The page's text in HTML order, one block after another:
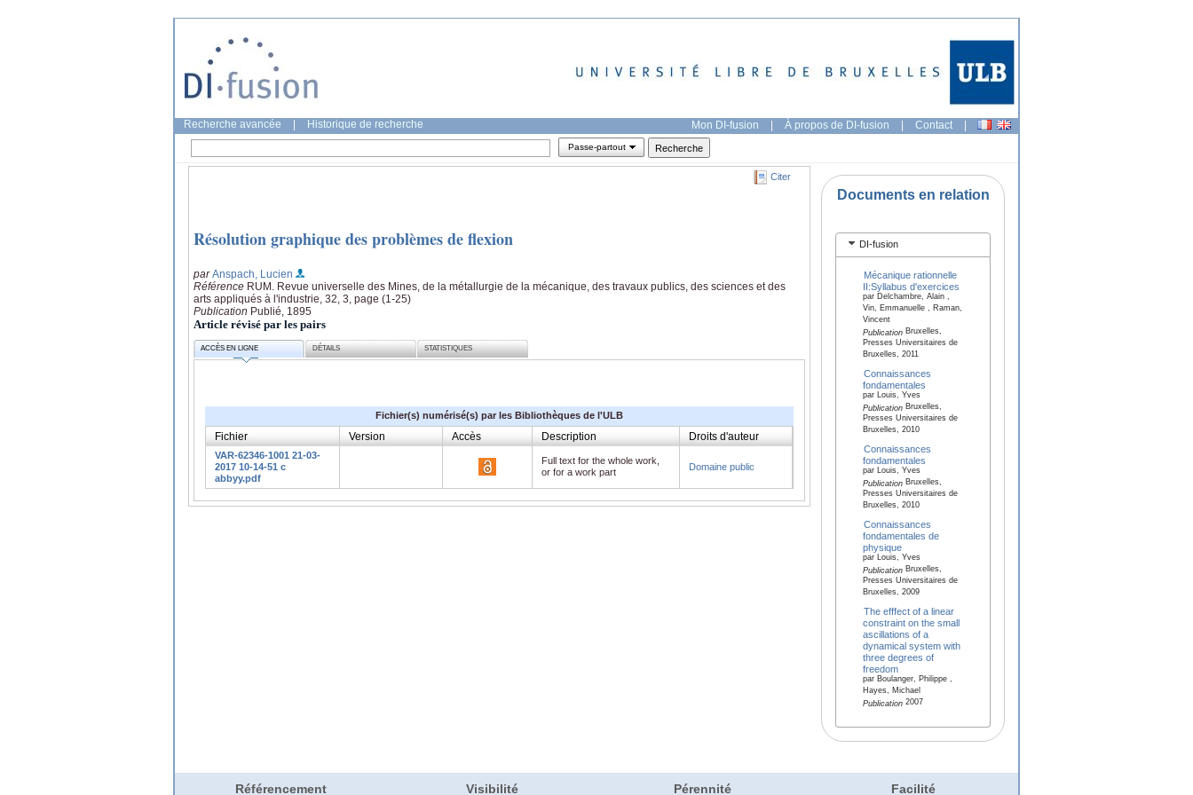
Recherche avancée Historique de recherche Mon DI-fusion | À propos de DI-fusion | Contact |
Passe-partout
Citer
Résolution graphique des problèmes de flexion
parAnspach, Lucien
Référence RUM. Revue universelle des Mines, de la métallurgie de la mécanique, des travaux publics, des sciences et des
arts appliqués à l'industrie, 32, 3, page (1-25)
Publication Publié, 1895
Article révisé par les pairs
ACCÈS EN LIGNE DÉTAILS STATISTIQUES
Fichier(s) numérisé(s) par les Bibliothèques de l'ULB
Fichier Version Accès Description Droits d'auteur
VAR-62346-1001 21-03-
2017 10-14-51 c
abbyy.pdf
Full text for the whole work,
or for a work part
Domaine public
Documents en relation
DI-fusion
Mécanique rationnelle
II:Syllabus d'exercices
par Delchambre, Alain ,
Vin, Emmanuelle , Raman,
Vincent
PublicationBruxelles,
Presses Universitaires de
Bruxelles, 2011
Connaissances
fondamentales
par Louis, Yves
PublicationBruxelles,
Presses Universitaires de
Bruxelles, 2010
Connaissances
fondamentales
par Louis, Yves
PublicationBruxelles,
Presses Universitaires de
Bruxelles, 2010
Connaissances
fondamentales de
physique
par Louis, Yves
PublicationBruxelles,
Presses Universitaires de
Bruxelles, 2009
The efffect of a linear
constraint on the small
ascillations of a
dynamical system with
three degrees of
freedom
par Boulanger, Philippe ,
Hayes, Michael
Publication2007
Référencement Visibilité Pérennité Facilité